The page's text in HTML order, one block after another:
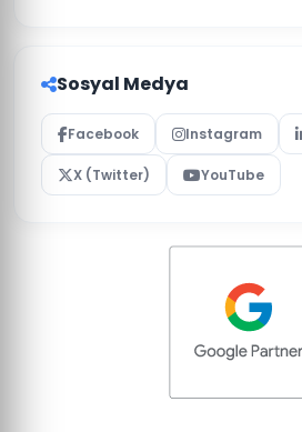
Sosyal Medya
Facebook Instagram
X (Twitter) YouTube